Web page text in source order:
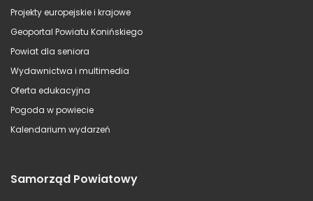
Projekty europejskie i krajowe
Geoportal Powiatu Konińskiego
Powiat dla seniora
Wydawnictwa i multimedia
Oferta edukacyjna
Pogoda w powiecie
Kalendarium wydarzeń
Samorząd Powiatowy